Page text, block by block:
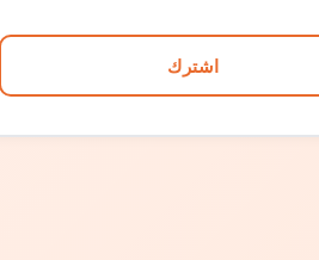
اشترك